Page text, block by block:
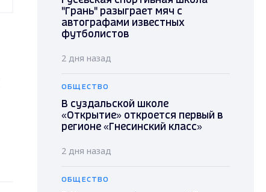
"Грань" разыграет мяч с
автографами известных
футболистов
2 дня назад
ОБЩЕСТВО
В суздальской школе
«Открытие» откроется первый в
регионе «Гнесинский класс»
2 дня назад
ОБЩЕСТВО